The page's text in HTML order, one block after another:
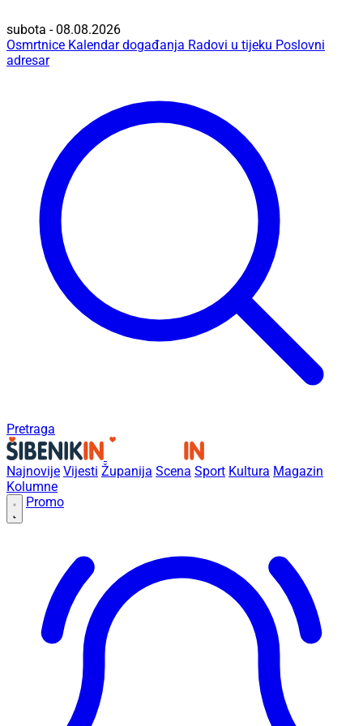
subota - 08.08.2026
Osmrtnice Kalendar događanja Radovi u tijeku Poslovni
adresar
Pretraga
Najnovije Vijesti Županija Scena Sport Kultura Magazin
Kolumne
Promo